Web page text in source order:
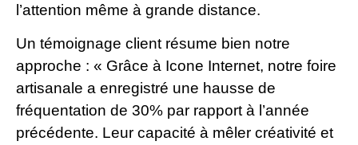
l’attention même à grande distance.
Un témoignage client résume bien notre
approche : « Grâce à Icone Internet, notre foire
artisanale a enregistré une hausse de
fréquentation de 30% par rapport à l’année
précédente. Leur capacité à mêler créativité et